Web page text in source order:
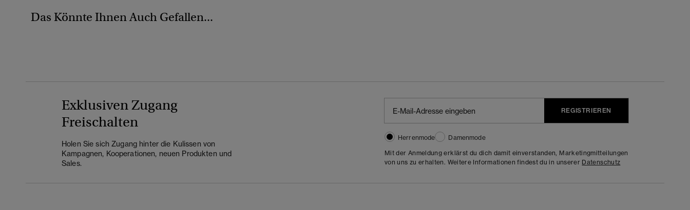
Das Könnte Ihnen Auch Gefallen...
Exklusiven Zugang
Freischalten
Holen Sie sich Zugang hinter die Kulissen von
Kampagnen, Kooperationen, neuen Produkten und
Sales.
REGISTRIEREN
Herrenmode
Damenmode
Mit der Anmeldung erklärst du dich damit einverstanden, Marketingmitteilungen
von uns zu erhalten. Weitere Informationen findest du in unserer Datenschutz